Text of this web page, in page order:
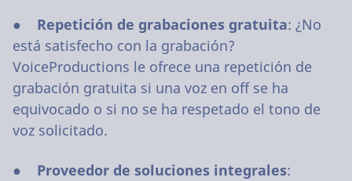
● Repetición de grabaciones gratuita: ¿No
está satisfecho con la grabación?
VoiceProductions le ofrece una repetición de
grabación gratuita si una voz en off se ha
equivocado o si no se ha respetado el tono de
voz solicitado.
● Proveedor de soluciones integrales: